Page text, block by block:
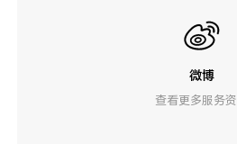
微博
查看更多服务